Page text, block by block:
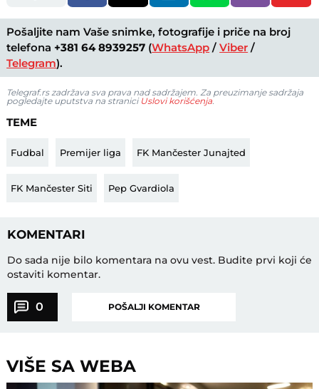
Pošaljite nam Vaše snimke, fotografije i priče na broj
telefona +381 64 8939257 (WhatsApp /Viber /
Telegram).
Telegraf.rs zadržava sva prava nad sadržajem. Za preuzimanje sadržaja
pogledajte uputstva na stranici Uslovi korišćenja.
TEME
Fudbal Premijer liga FK Mančester Junajted
FK Mančester Siti Pep Gvardiola
KOMENTARI
Do sada nije bilo komentara na ovu vest. Budite prvi koji će
ostaviti komentar.
0 POŠALJI KOMENTAR
VIŠE SA WEBA